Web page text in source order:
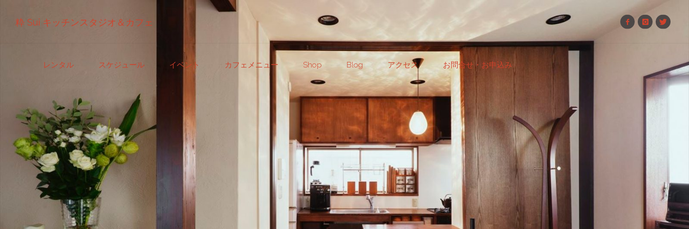
粋 Sui キッチンスタジオ＆カフェ
テ
ン
ツ
へ
レンタル スケジュール イベント カフェメニュー Shop Blog アクセス お問合せ・お申込み